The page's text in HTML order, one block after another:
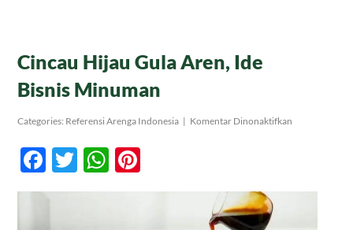
Tentang Kami
Produk
Kontak
Cincau Hijau Gula Aren, Ide
Bisnis Minuman
Categories: Referensi Arenga Indonesia | Komentar Dinonaktifkan
Bisnis
Facebook
TwitterWhatsApp